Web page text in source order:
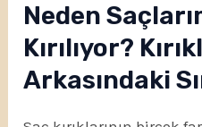
Neden
Kırılıyor?
Arkasındaki